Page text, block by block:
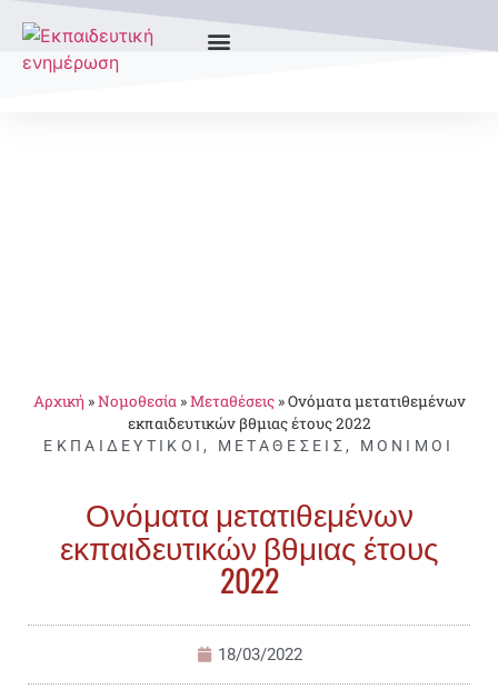
Αρχική »Νομοθεσία»Μεταθέσεις»Ονόματα μετατιθεμένων
εκπαιδευτικών βθμιας έτους 2022
ΕΚΠΑΙΔΕΥΤΙΚΟΊ , ΜΕΤΑΘΈΣΕΙΣ , ΜΌΝΙΜΟΙ
Ονόματα μετατιθεμένων
εκπαιδευτικών βθμιας έτους
2022
18/03/2022